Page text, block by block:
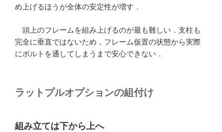
め上げるほうが全体の安定性が増す．
頭上のフレームを組み上げるのが最も難しい．支柱も
完全に垂直ではないため，フレーム仮置の状態から実際
にボルトを通してしまうまで安心できない．
ラットプルオプションの組付け
組み立ては下から上へ